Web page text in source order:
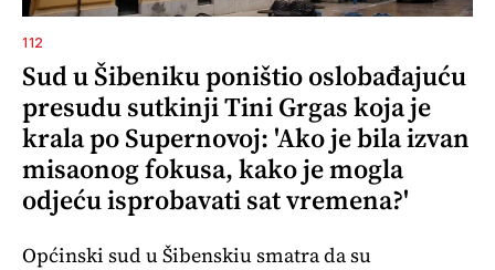
112
Sud u Šibeniku poništio oslobađajuću
presudu sutkinji Tini Grgas koja je
krala po Supernovoj: 'Ako je bila izvan
misaonog fokusa, kako je mogla
odjeću isprobavati sat vremena?'
Općinski sud u Šibenskiu smatra da su